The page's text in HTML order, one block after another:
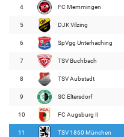
4 FC Memmingen
5 DJK Vilzing
6 SpVgg Unterhaching
7 TSV Buchbach
8 TSV Aubstadt
9 SC Eltersdorf
10 FC Augsburg II
11 TSV 1860 München